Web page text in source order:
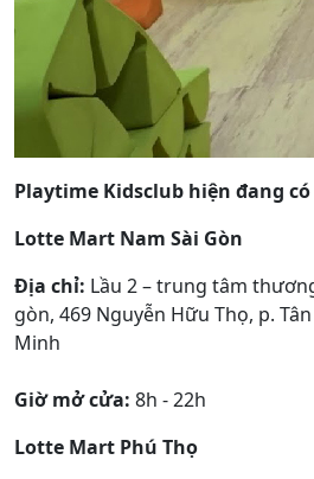
Playtime Kidsclub hiện đang
Lotte Mart Nam Sài Gòn
Địa chỉ: Lầu 2 – trung tâm
gòn, 469 Nguyễn Hữu Thọ, p.
Minh
Giờ mở cửa: 8h - 22h
Lotte Mart Phú Thọ